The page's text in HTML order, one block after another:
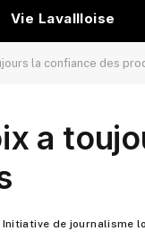
Vie Lavallloise
la confiance des
a
de journalisme